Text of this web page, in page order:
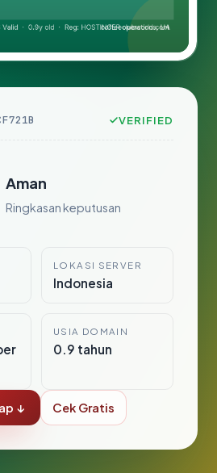
VERIFIED
Aman
Ringkasan keputusan
LOKASI SERVER
Indonesia
USIA DOMAIN
0.9 tahun
↓ Cek Gratis